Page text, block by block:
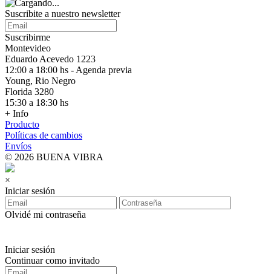
Suscribite a nuestro newsletter
Suscribirme
Montevideo
Eduardo Acevedo 1223
12:00 a 18:00 hs - Agenda previa
Young, Rio Negro
Florida 3280
15:30 a 18:30 hs
+ Info
Producto
Políticas de cambios
Envíos
© 2026 BUENA VIBRA
×
Iniciar sesión
Olvidé mi contraseña
Iniciar sesión
Continuar como invitado